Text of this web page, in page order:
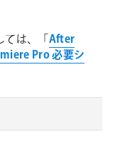
は、「 After
Pro 必要シ